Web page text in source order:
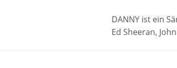
DANNY ist ein
Ed Sheeran,